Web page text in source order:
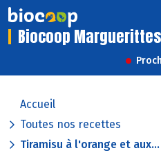
Biocoop Marguerittes
Accueil
Toutes nos recettes
Tiramisu à l'orange et aux...